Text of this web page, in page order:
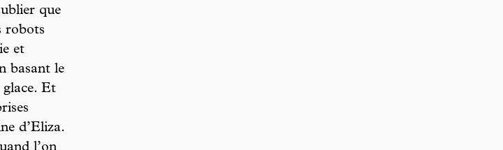
que
robots
et
basant le
Et
d’Eliza.